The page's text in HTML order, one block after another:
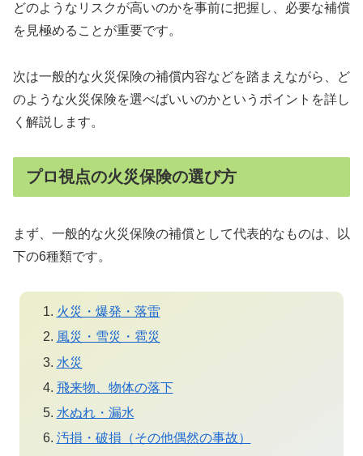
どのようなリスクが高いのかを事前に把握し、必要な補償
を見極めることが重要です。
次は一般的な火災保険の補償内容などを踏まえながら、ど
のような火災保険を選べばいいのかというポイントを詳し
く解説します。
プロ視点の火災保険の選び方
まず、一般的な火災保険の補償として代表的なものは、以
下の6種類です。
火災・爆発・落雷
風災・雪災・雹災
水災
飛来物、物体の落下
水ぬれ・漏水
汚損・破損（その他偶然の事故）